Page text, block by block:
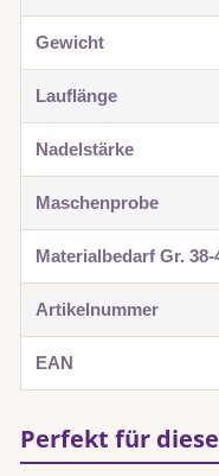
Gewicht
Lauflänge
Nadelstärke
Maschenprobe
Materialbedarf Gr. 38-
Artikelnummer
EAN
Perfekt für